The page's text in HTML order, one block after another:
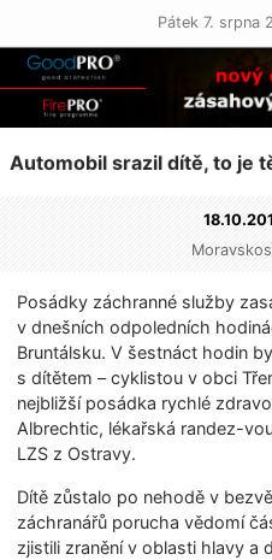
Pátek 7. srpna
Automobil srazil dítě, to je
Posádky záchranné služby
v dnešních odpoledních
Bruntálsku. V šestnáct hodin
s dítětem – cyklistou v obci
nejbližší posádka rychlé
Albrechtic, lékařská randez-
LZS z Ostravy.
Dítě zůstalo po nehodě v
záchranářů porucha vědomí
zjistili zranění v oblasti hlavy a